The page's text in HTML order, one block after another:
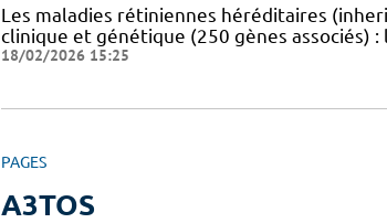
Les maladies rétiniennes héréditaires
clinique et génétique (250 gènes associés)
18/02/2026 15:25
PAGES
A3TOS